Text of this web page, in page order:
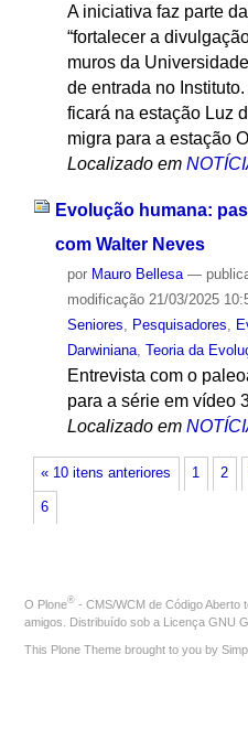
A iniciativa faz parte
“fortalecer a
muros da
de entrada no
ficará na estação Luz
migra para a estação
Localizado em
Evolução humana:
com Walter Neves
por Mauro Bellesa —
modificação21/03/2025
Seniores, Pesquisadores,
Darwiniana, Teoria da
Entrevista com o
para a série em vídeo
Localizado em
« 10 itens anteriores 1 2
6
O Plone® - CMS/WCM de Código Aberto
amigos. Distribuído sob a Licença GNU
This Plone Theme brought to you by